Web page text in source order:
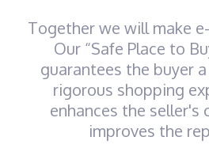
Together we will make
Our “Safe Place to
guarantees the buyer
rigorous shopping
enhances the seller's
improves the